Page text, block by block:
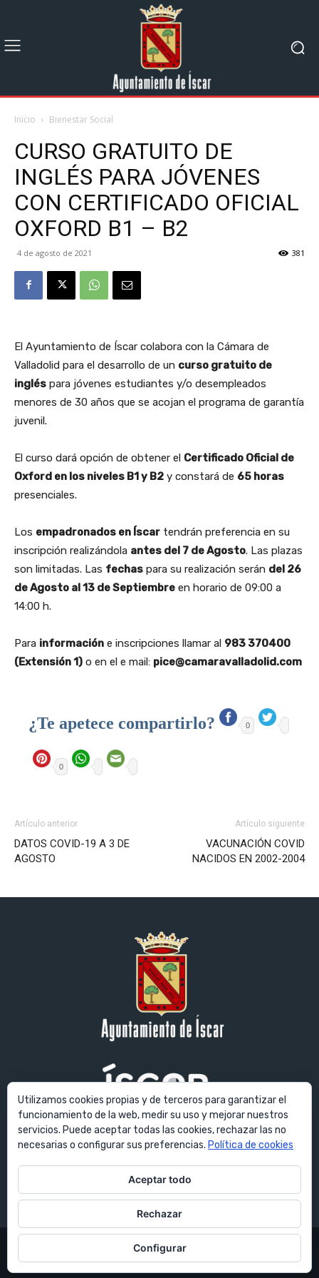
Inicio Bienestar Social
CURSO GRATUITO DE
INGLÉS PARA JÓVENES
CON CERTIFICADO OFICIAL
OXFORD B1 – B2
4 de agosto de 2021 381
El Ayuntamiento de Íscar colabora con la Cámara de
Valladolid para el desarrollo de un curso gratuito de
inglés para jóvenes estudiantes y/o desempleados
menores de 30 años que se acojan el programa de garantía
juvenil.
El curso dará opción de obtener el Certificado Oficial de
Oxford en los niveles B1 y B2 y constará de 65 horas
presenciales.
Los empadronados en Íscar tendrán preferencia en su
inscripción realizándola antes del 7 de Agosto. Las plazas
son limitadas. Las fechas para su realización serán del 26
de Agosto al 13 de Septiembre en horario de 09:00 a
14:00 h.
Para información e inscripciones llamar al 983 370400
(Extensión 1) o en el e mail: pice@camaravalladolid.com
¿Te apetece compartirlo? 0
0
Artículo anterior
DATOS COVID-19 A 3 DE
AGOSTO
Artículo siguiente
VACUNACIÓN COVID
NACIDOS EN 2002-2004
© Ayuntamiento de Íscar. Todos los derechos reservados. Plaza
ayuntamiento@villadeiscar.es
Ayuntamiento de Íscar © Copyright - Todos los derechos
Utilizamos cookies propias y de terceros para garantizar el
funcionamiento de la web, medir su uso y mejorar nuestros
servicios. Puede aceptar todas las cookies, rechazar las no
necesarias o configurar sus preferencias. Política de cookies
Aceptar todo
Rechazar
Configurar